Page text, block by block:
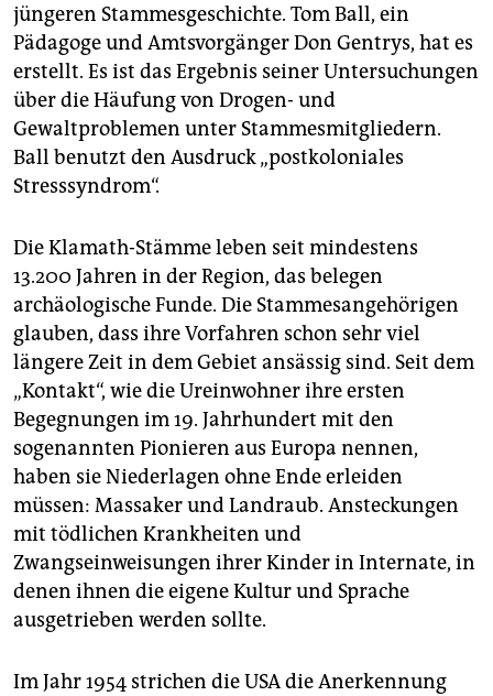
jüngeren Stammesgeschichte. Tom Ball, ein
Pädagoge und Amtsvorgänger Don Gentrys, hat es
erstellt. Es ist das Ergebnis seiner Untersuchungen
über die Häufung von Drogen- und
Gewaltproblemen unter Stammesmitgliedern.
Ball benutzt den Ausdruck „postkoloniales
Stresssyndrom“.
Die Klamath-Stämme leben seit mindestens
13.200 Jahren in der Region, das belegen
archäologische Funde. Die Stammesangehörigen
glauben, dass ihre Vorfahren schon sehr viel
längere Zeit in dem Gebiet ansässig sind. Seit dem
„Kontakt“, wie die Ureinwohner ihre ersten
Begegnungen im 19. Jahrhundert mit den
sogenannten Pionieren aus Europa nennen,
haben sie Niederlagen ohne Ende erleiden
müssen: Massaker und Landraub. Ansteckungen
mit tödlichen Krankheiten und
Zwangseinweisungen ihrer Kinder in Internate, in
denen ihnen die eigene Kultur und Sprache
ausgetrieben werden sollte.
Im Jahr 1954 strichen die USA die Anerkennung